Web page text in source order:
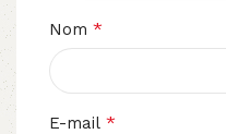
Nom *
E-mail *